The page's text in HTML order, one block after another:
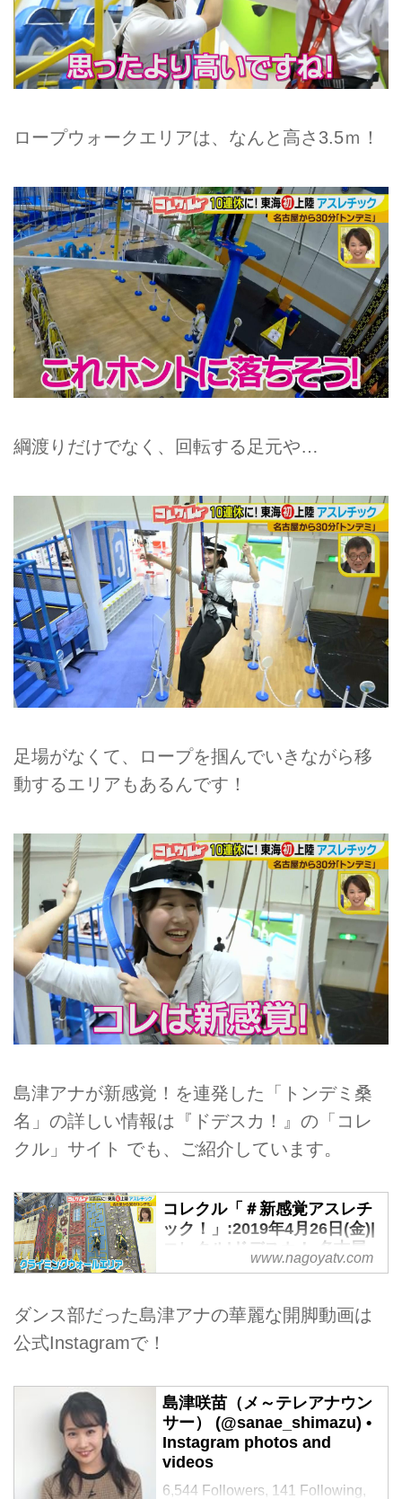
ロープウォークエリアは、なんと高さ3.5ｍ！
綱渡りだけでなく、回転する足元や…
足場がなくて、ロープを掴んでいきながら移
動するエリアもあるんです！
島津アナが新感覚！を連発した「トンデミ桑
名」の詳しい情報は『ドデスカ！』の「コレ
クル」サイト でも、ご紹介しています。
コレクル「＃新感覚アスレチ
ック！」:2019年4月26日(金)|
コレクル|ドデスカ！-名古屋
テレビ【メ～テレ】
www.nagoyatv.com
ダンス部だった島津アナの華麗な開脚動画は
公式Instagramで！
島津咲苗（メ～テレアナウン
サー） (@sanae_shimazu) •
Instagram photos and
videos
6,544 Followers, 141 Following,